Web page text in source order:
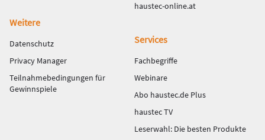
haustec-online.at
Weitere
Datenschutz
Privacy Manager
Teilnahmebedingungen für
Gewinnspiele
Services
Fachbegriffe
Webinare
Abo haustec.de Plus
haustec TV
Leserwahl: Die besten Produkte